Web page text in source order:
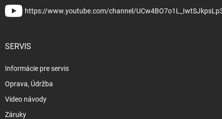
https://www.youtube.com/channel/
SERVIS
Informácie pre servis
Oprava, Údržba
Video návody
Záruky